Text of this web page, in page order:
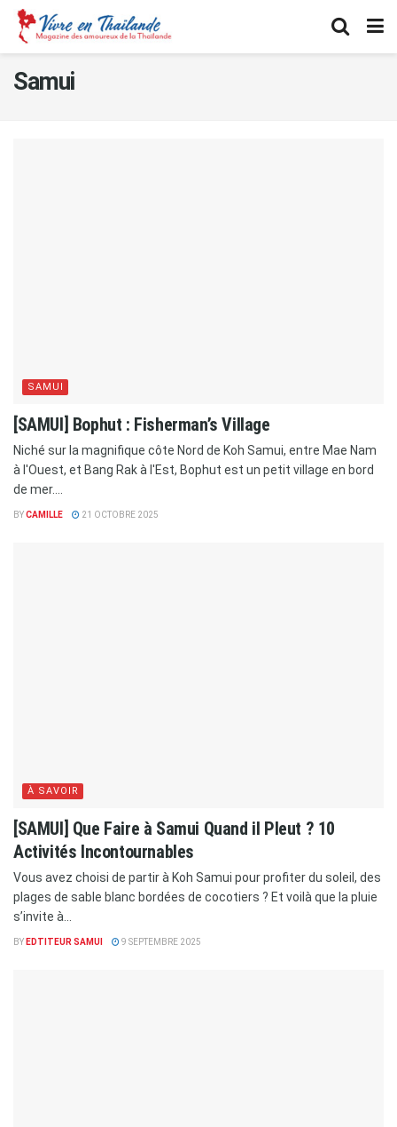
Samui
SAMUI
[SAMUI] Bophut : Fisherman’s Village
Niché sur la magnifique côte Nord de Koh Samui, entre Mae Nam
à l'Ouest, et Bang Rak à l'Est, Bophut est un petit village en bord
de mer....
BYCAMILLE 21 OCTOBRE 2025
À SAVOIR
[SAMUI] Que Faire à Samui Quand il Pleut ? 10
Activités Incontournables
Vous avez choisi de partir à Koh Samui pour profiter du soleil, des
plages de sable blanc bordées de cocotiers ? Et voilà que la pluie
s’invite à...
BY EDTITEUR SAMUI 9 SEPTEMBRE 2025